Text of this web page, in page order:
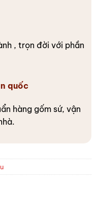
, trọn đời với phần
quốc
hàng gốm sứ, vận